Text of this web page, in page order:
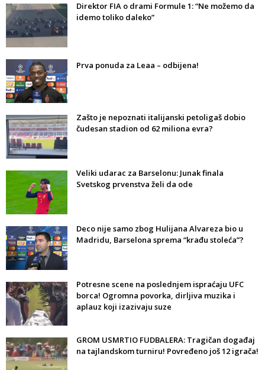
Direktor FIA o drami Formule 1: “Ne možemo da
idemo toliko daleko”
Prva ponuda za Leaa – odbijena!
Zašto je nepoznati italijanski petoligaš dobio
čudesan stadion od 62 miliona evra?
Veliki udarac za Barselonu: Junak finala
Svetskog prvenstva želi da ode
Deco nije samo zbog Hulijana Alvareza bio u
Madridu, Barselona sprema “krađu stoleća”?
Potresne scene na poslednjem ispraćaju UFC
borca! Ogromna povorka, dirljiva muzika i
aplauz koji izazivaju suze
GROM USMRTIO FUDBALERA: Tragičan događaj
na tajlandskom turniru! Povređeno još 12 igrača!